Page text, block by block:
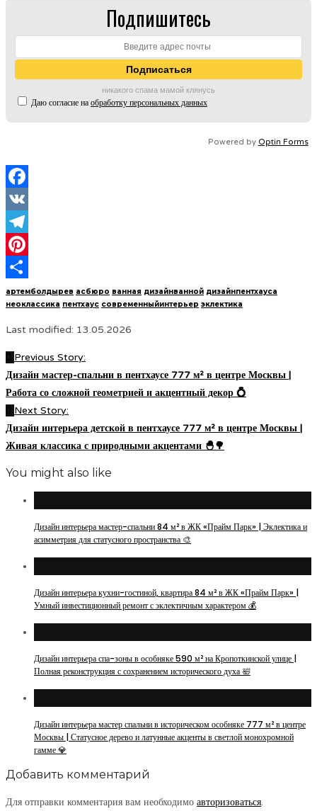
Подпишитесь
никакого спама мамой клянусь
Даю согласие на обработку персональных данных
Powered by Optin Forms
Facebook
VK
Telegram
Pinterest
Отправить
артемболдырев асбюро ванная дизайнванной дизайнпентхауса
неоклассика пентхаус современныйинтерьер эклектика
Last modified: 13.05.2026
Previous Story:
Дизайн мастер-спальни в пентхаусе 777 м² в центре Москвы |
Работа со сложной геометрией и акцентный декор 💍
Next Story:
Дизайн интерьера детской в пентхаусе 777 м² в центре Москвы |
Живая классика с природными акцентами 🐣🌳
You might also like
Дизайн интерьера мастер-спальни 84 м² в ЖК «Прайм Парк» | Эклектика и
асимметрия для статусного пространства 🎨
Дизайн интерьера кухни-гостиной, квартира 84 м² в ЖК «Прайм Парк» |
Умный инвестиционный ремонт с эклектичным характером 💰
Дизайн интерьера спа-зоны в особняке 590 м² на Кропоткинской улице |
Полная реконструкция с сохранением исторического духа 🛀
Дизайн интерьера мастер спальни в историческом особняке 777 м² в центре
Москвы | Статусное дерево и латунные акценты в светлой монохромной
гамме 💎
Добавить комментарий
Для отправки комментария вам необходимо авторизоваться.